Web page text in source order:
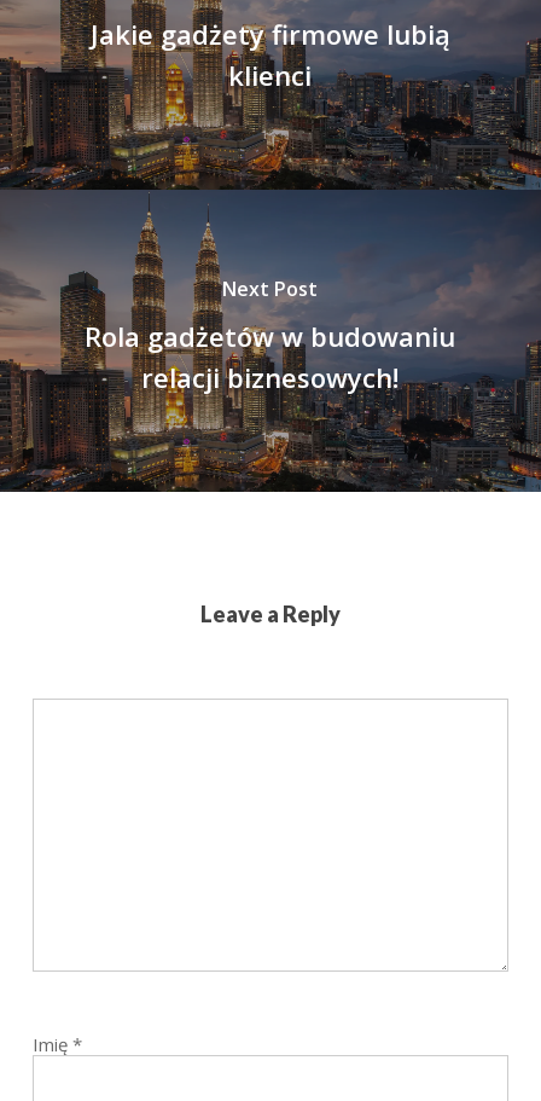
Jakie gadżety firmowe lubią
klienci
Next Post
Rola gadżetów w budowaniu
relacji biznesowych!
Leave a Reply
Imię *